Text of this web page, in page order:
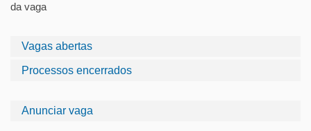
Vagas abertas
Processos encerrados
Anunciar vaga
da vaga